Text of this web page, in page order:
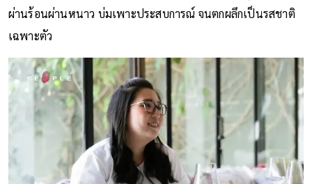
ผ่านร้อนผ่านหนาว บ่มเพาะประสบการณ์ จนตกผลึกเป็นรสชาติ
เฉพาะตัว